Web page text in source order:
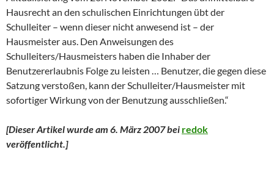
Hausrecht an den schulischen Einrichtungen übt der
Schulleiter – wenn dieser nicht anwesend ist – der
Hausmeister aus. Den Anweisungen des
Schulleiters/Hausmeisters haben die Inhaber der
Benutzererlaubnis Folge zu leisten … Benutzer, die gegen diese
Satzung verstoßen, kann der Schulleiter/Hausmeister mit
sofortiger Wirkung von der Benutzung ausschließen.“
[Dieser Artikel wurde am 6. März 2007 bei redok
veröffentlicht.]